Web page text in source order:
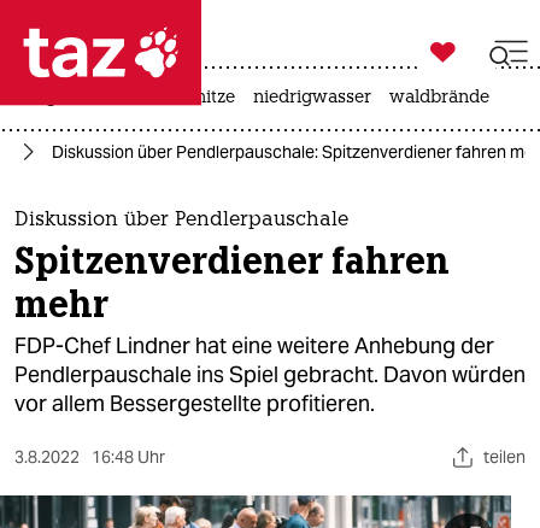
 taz zahl ich
taz zahl ich
themen
politik
öko
gesellschaft
sport

taz zahl ich
hitze niedrigwasser waldbrände
Diskussion über Pendlerpauschale: Spitzenverdiener fahren
Diskussion über Pendlerpauschale
Spitzenverdiener fahren
mehr
FDP-Chef Lindner hat eine weitere Anhebung der
Pendlerpauschale ins Spiel gebracht. Davon würden
vor allem Bessergestellte profitieren.
3.8.2022 16:48 Uhr teilen